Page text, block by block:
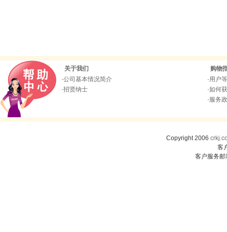
关于我们
·公司基本情况简介
·招贤纳士
购物
·用户
·如何
·服务
Copyright 2006
客
客户服务邮